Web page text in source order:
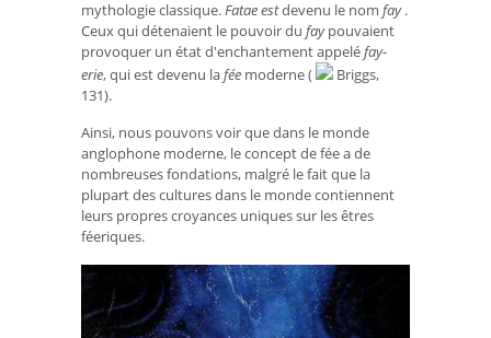
mythologie classique.Fatae estdevenu le nom fay.
Ceux qui détenaient le pouvoir du faypouvaient
provoquer un état d'enchantement appeléfay-
erie, qui est devenu lafée moderne (
Briggs,
131).
Ainsi, nous pouvons voir que dans le monde
anglophone moderne, le concept de fée a de
nombreuses fondations, malgré le fait que la
plupart des cultures dans le monde contiennent
leurs propres croyances uniques sur les êtres
féeriques.